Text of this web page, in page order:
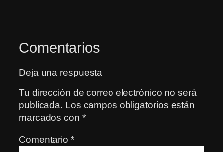
Comentarios
Deja una respuesta
Tu dirección de correo electrónico no será
publicada. Los campos obligatorios están
marcados con *
Comentario *